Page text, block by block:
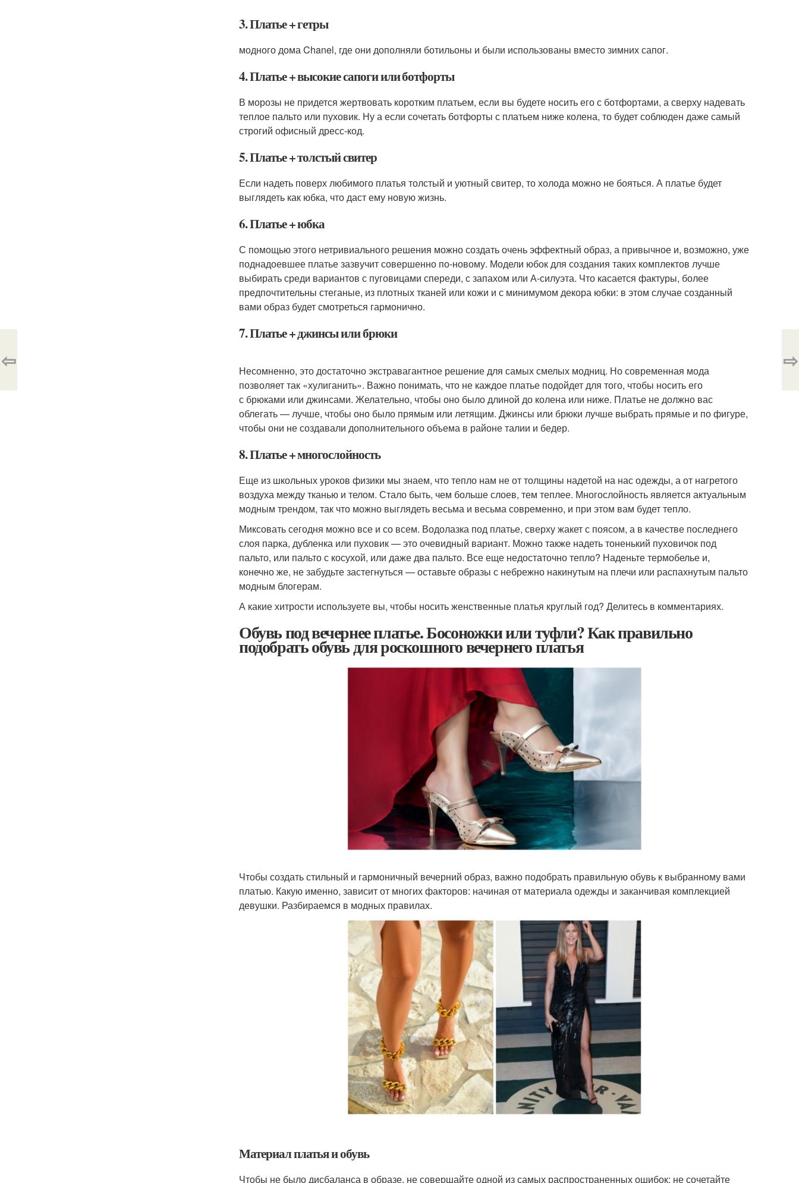
3. Платье + гетры
модного дома Chanel, где они дополняли ботильоны и были использованы вместо зимних сапог.
4. Платье + высокие сапоги или ботфорты
В морозы не придется жертвовать коротким платьем, если вы будете носить его с ботфортами, а сверху надевать
теплое пальто или пуховик. Ну а если сочетать ботфорты с платьем ниже колена, то будет соблюден даже самый
строгий офисный дресс-код.
5. Платье + толстый свитер
Если надеть поверх любимого платья толстый и уютный свитер, то холода можно не бояться. А платье будет
выглядеть как юбка, что даст ему новую жизнь.
6. Платье + юбка
С помощью этого нетривиального решения можно создать очень эффектный образ, а привычное и, возможно, уже
поднадоевшее платье зазвучит совершенно по-новому. Модели юбок для создания таких комплектов лучше
выбирать среди вариантов с пуговицами спереди, с запахом или А-силуэта. Что касается фактуры, более
предпочтительны стеганые, из плотных тканей или кожи и с минимумом декора юбки: в этом случае созданный
вами образ будет смотреться гармонично.
7. Платье + джинсы или брюки
Несомненно, это достаточно экстравагантное решение для самых смелых модниц. Но современная мода
позволяет так «хулиганить». Важно понимать, что не каждое платье подойдет для того, чтобы носить его
с брюками или джинсами. Желательно, чтобы оно было длиной до колена или ниже. Платье не должно вас
облегать — лучше, чтобы оно было прямым или летящим. Джинсы или брюки лучше выбрать прямые и по фигуре,
чтобы они не создавали дополнительного объема в районе талии и бедер.
8. Платье + многослойность
Еще из школьных уроков физики мы знаем, что тепло нам не от толщины надетой на нас одежды, а от нагретого
воздуха между тканью и телом. Стало быть, чем больше слоев, тем теплее. Многослойность является актуальным
модным трендом, так что можно выглядеть весьма и весьма современно, и при этом вам будет тепло.
Миксовать сегодня можно все и со всем. Водолазка под платье, сверху жакет с поясом, а в качестве последнего
слоя парка, дубленка или пуховик — это очевидный вариант. Можно также надеть тоненький пуховичок под
пальто, или пальто с косухой, или даже два пальто. Все еще недостаточно тепло? Наденьте термобелье и,
конечно же, не забудьте застегнуться — оставьте образы с небрежно накинутым на плечи или распахнутым пальто
модным блогерам.
А какие хитрости используете вы, чтобы носить женственные платья круглый год? Делитесь в комментариях.
Обувь под вечернее платье. Босоножки или туфли? Как правильно
подобрать обувь для роскошного вечернего платья
Чтобы создать стильный и гармоничный вечерний образ, важно подобрать правильную обувь к выбранному вами
платью. Какую именно, зависит от многих факторов: начиная от материала одежды и заканчивая комплекцией
девушки. Разбираемся в модных правилах.
Материал платья и обувь
Чтобы не было дисбаланса в образе, не совершайте одной из самых распространенных ошибок: не сочетайте
⇦ ⇨